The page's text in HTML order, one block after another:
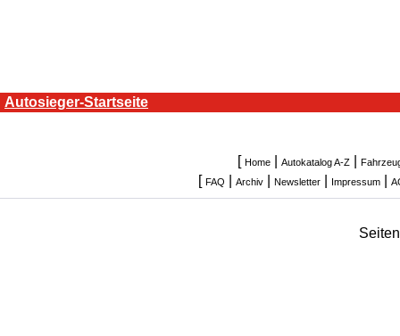
Autosieger-Startseite
[ Home| Autokatalog A-Z|
[ FAQ Archiv Newsletter Impressum